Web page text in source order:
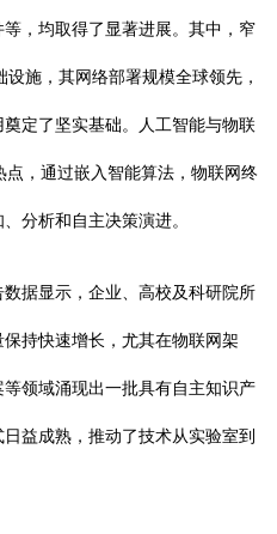
，均取得了显著进展。其中，窄
施，其网络部署规模全球领先，
定了坚实基础。人工智能与物联
，通过嵌入智能算法，物联网终
分析和自主决策演进。
据显示，企业、高校及科研院所
持快速增长，尤其在物联网架
领域涌现出一批具有自主知识产
益成熟，推动了技术从实验室到